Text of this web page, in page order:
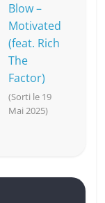
Blow –
Motivated
(feat. Rich
The
Factor)
(Sorti le 19
Mai 2025)